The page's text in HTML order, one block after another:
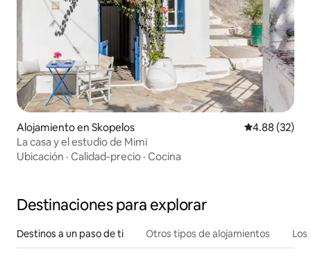
Alojamiento en Skopelos Calificación
4.88 (32)
La casa y el estudio de Mimi
Ubicación · Calidad-precio · Cocina
Destinaciones para explorar
Destinos a un paso de ti Otros tipos de alojamientos